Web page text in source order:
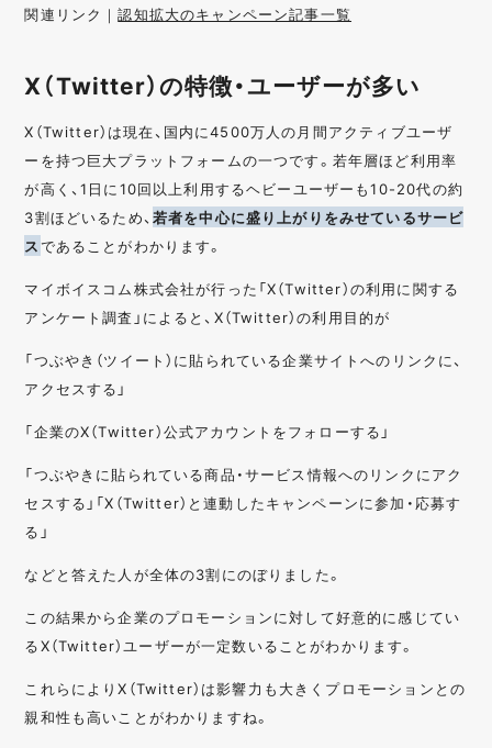
関連リンク｜認知拡大のキャンペーン記事一覧
X（Twitter）の特徴・ユーザーが多い
X（Twitter）は現在、国内に4500万人の月間アクティブユーザ
ーを持つ巨大プラットフォームの一つです。若年層ほど利用率
が高く、1日に10回以上利用するヘビーユーザーも10-20代の約
3割ほどいるため、 若者を中心に盛り上がりをみせているサービ
スであることがわかります。
マイボイスコム株式会社が行った「X（Twitter）の利用に関する
アンケート調査」によると、X（Twitter）の利用目的が
「つぶやき（ツイート）に貼られている企業サイトへのリンクに、
アクセスする」
「企業のX（Twitter）公式アカウントをフォローする」
「つぶやきに貼られている商品・サービス情報へのリンクにアク
セスする」「X（Twitter）と連動したキャンペーンに参加・応募す
る」
などと答えた人が全体の3割にのぼりました。
この結果から企業のプロモーションに対して好意的に感じてい
るX（Twitter）ユーザーが一定数いることがわかります。
これらによりX（Twitter）は影響力も大きくプロモーションとの
親和性も高いことがわかりますね。